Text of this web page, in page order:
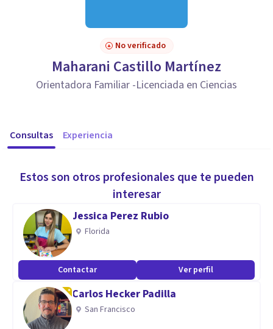
No verificado
Maharani Castillo Martínez
Orientadora Familiar -Licenciada en Ciencias
Consultas Experiencia
Estos son otros profesionales que te pueden
interesar
Jessica Perez Rubio
Florida
Contactar Ver perfil
Carlos Hecker Padilla
San Francisco